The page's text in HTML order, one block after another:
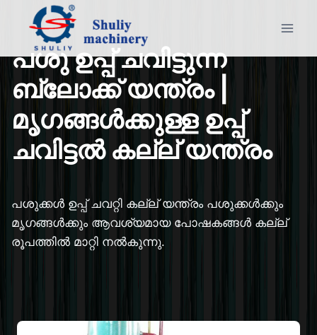
content
പശു ഉപ്പ് ചവിട്ടുന്ന
ബ്ലോക്ക് യന്ത്രം |
മൃഗങ്ങൾക്കുള്ള ഉപ്പ്
ചവിട്ടൽ കല്ല് യന്ത്രം
പശുക്കൾ ഉപ്പ് ചവറ്റി കല്ല് യന്ത്രം പശുക്കൾക്കും
മൃഗങ്ങൾക്കും ആവശ്യമായ പോഷകങ്ങൾ കല്ല്
രൂപത്തിൽ മാറ്റി നൽകുന്നു.